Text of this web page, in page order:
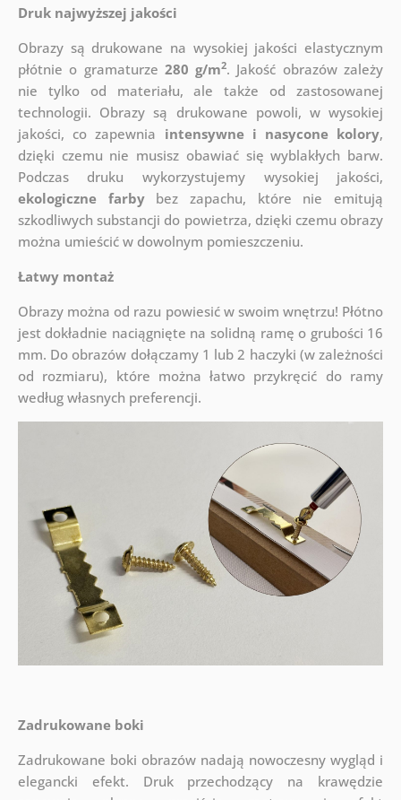
Druk najwyższej jakości
Obrazy są drukowane na wysokiej jakości elastycznym
płótnie o gramaturze 280 g/m2. Jakość obrazów zależy
nie tylko od materiału, ale także od zastosowanej
technologii. Obrazy są drukowane powoli, w wysokiej
jakości, co zapewnia intensywne i nasycone kolory,
dzięki czemu nie musisz obawiać się wyblakłych barw.
Podczas druku wykorzystujemy wysokiej jakości,
ekologiczne farbybez zapachu, które nie emitują
szkodliwych substancji do powietrza, dzięki czemu obrazy
można umieścić w dowolnym pomieszczeniu.
Łatwy montaż
Obrazy można od razu powiesić w swoim wnętrzu! Płótno
jest dokładnie naciągnięte na solidną ramę o grubości 16
mm. Do obrazów dołączamy 1 lub 2 haczyki (w zależności
od rozmiaru), które można łatwo przykręcić do ramy
według własnych preferencji.
Zadrukowane boki
Zadrukowane boki obrazów nadają nowoczesny wygląd i
elegancki efekt. Druk przechodzący na krawędzie